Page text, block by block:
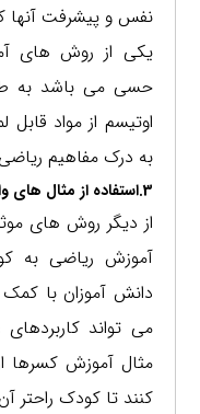
نفس و پیشرفت آنها
یکی از روش های
حسی می باشد به
اوتیسم از مواد
به درک مفاهیم
3.استفاده از مثال های واقعی
از دیگر روش های
آموزش ریاضی به
دانش آموزان با
می تواند
مثال آموزش کسرها
کنند تا کودک راحتر